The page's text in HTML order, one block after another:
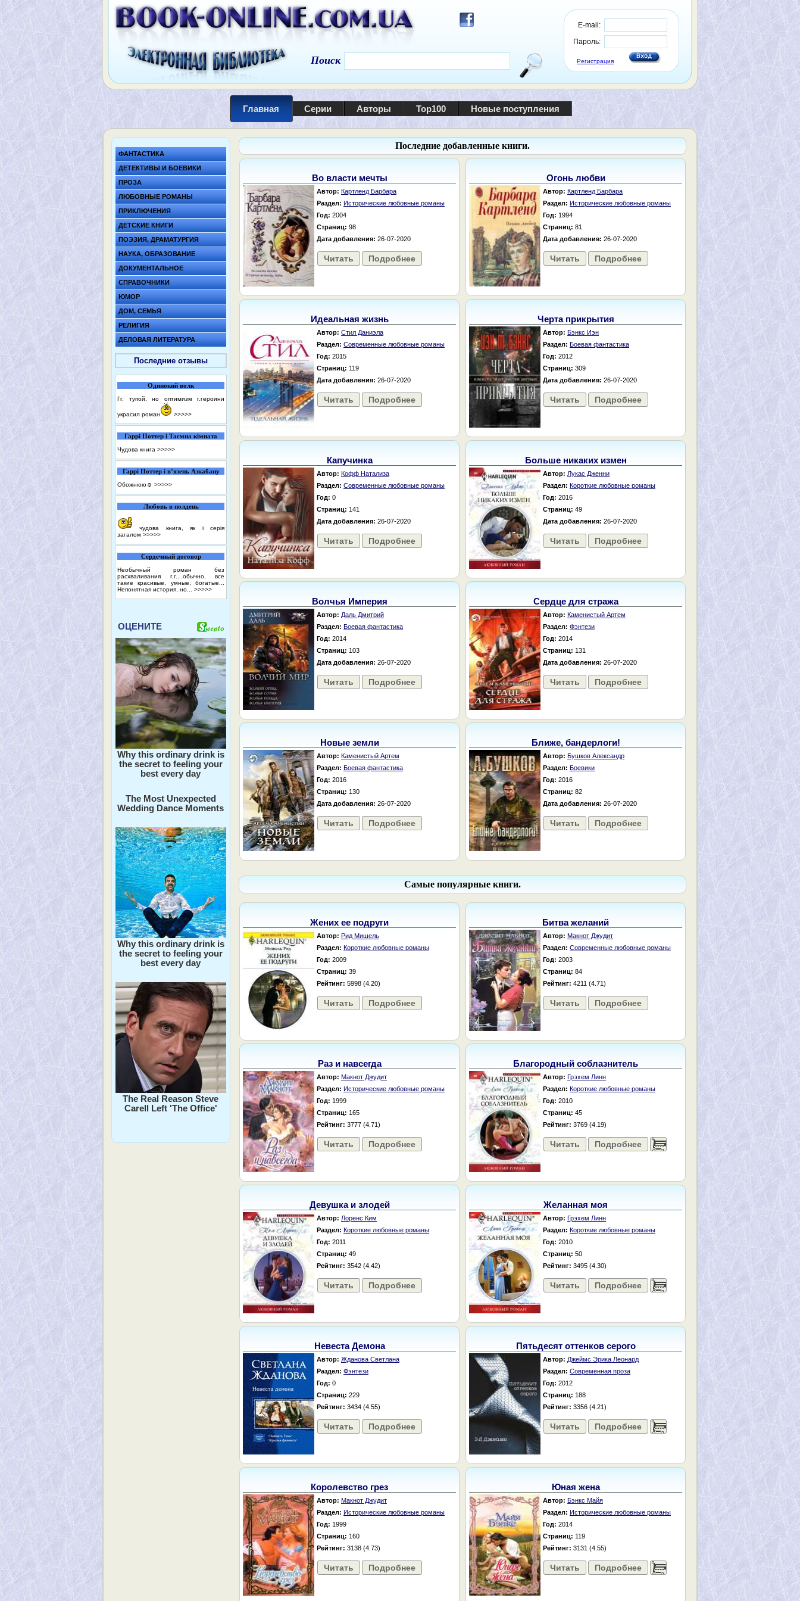
E-mail:
Пароль:
Регистрация
Поиск
Главная Серии Авторы Top100 Новые поступления
ФАНТАСТИКА
ДЕТЕКТИВЫ И БОЕВИКИ
ПРОЗА
ЛЮБОВНЫЕ РОМАНЫ
ПРИКЛЮЧЕНИЯ
ДЕТСКИЕ КНИГИ
ПОЭЗИЯ, ДРАМАТУРГИЯ
НАУКА, ОБРАЗОВАНИЕ
ДОКУМЕНТАЛЬНОЕ
СПРАВОЧНИКИ
ЮМОР
ДОМ, СЕМЬЯ
РЕЛИГИЯ
ДЕЛОВАЯ ЛИТЕРАТУРА
Последние отзывы
Одинокий волк
Гг. тупой, но оптимизм г.героини
украсил роман >>>>>
Гаррі Поттер і Таємна кімната
Чудова книга >>>>>
Гаррі Поттер і в’язень Азкабану
Обожнюю☺️ >>>>>
Любовь в полдень
чудова книга, як і серія
загалом >>>>>
Сердечный договор
Необычный роман без
расхваливания г.г....обычно, все
такие красивые, умные, богатые...
Непонятная история, но... >>>>>
ОЦЕНИТЕ
Why this ordinary drink is
the secret to feeling your
best every day
The Most Unexpected
Wedding Dance Moments
Why this ordinary drink is
the secret to feeling your
best every day
The Real Reason Steve
Carell Left 'The Office'
Последние добавленные книги.
Во власти мечты
Автор: Картленд Барбара
Раздел: Исторические любовные романы
Год: 2004
Страниц: 98
Дата добавления: 26-07-2020
Читать Подробнее
Огонь любви
Автор: Картленд Барбара
Раздел: Исторические любовные романы
Год: 1994
Страниц: 81
Дата добавления: 26-07-2020
Читать Подробнее
Идеальная жизнь
Автор: Стил Даниэла
Раздел: Современные любовные романы
Год: 2015
Страниц: 119
Дата добавления: 26-07-2020
Читать Подробнее
Черта прикрытия
Автор: Бэнкс Иэн
Раздел: Боевая фантастика
Год: 2012
Страниц: 309
Дата добавления: 26-07-2020
Читать Подробнее
Капучинка
Автор: Кофф Натализа
Раздел: Современные любовные романы
Год: 0
Страниц: 141
Дата добавления: 26-07-2020
Читать Подробнее
Больше никаких измен
Автор: Лукас Дженни
Раздел: Короткие любовные романы
Год: 2016
Страниц: 49
Дата добавления: 26-07-2020
Читать Подробнее
Волчья Империя
Автор: Даль Дмитрий
Раздел: Боевая фантастика
Год: 2014
Страниц: 103
Дата добавления: 26-07-2020
Читать Подробнее
Сердце для стража
Автор: Каменистый Артем
Раздел: Фэнтези
Год: 2014
Страниц: 131
Дата добавления: 26-07-2020
Читать Подробнее
Новые земли
Автор: Каменистый Артем
Раздел: Боевая фантастика
Год: 2016
Страниц: 130
Дата добавления: 26-07-2020
Читать Подробнее
Ближе, бандерлоги!
Автор: Бушков Александр
Раздел: Боевики
Год: 2016
Страниц: 82
Дата добавления: 26-07-2020
Читать Подробнее
Самые популярные книги.
Жених ее подруги
Автор: Рид Мишель
Раздел: Короткие любовные романы
Год: 2009
Страниц: 39
Рейтинг: 5998 (4.20)
Читать Подробнее
Битва желаний
Автор: Макнот Джудит
Раздел: Современные любовные романы
Год: 2003
Страниц: 84
Рейтинг: 4211 (4.71)
Читать Подробнее
Раз и навсегда
Автор: Макнот Джудит
Раздел: Исторические любовные романы
Год: 1999
Страниц: 165
Рейтинг: 3777 (4.71)
Читать Подробнее
Благородный соблазнитель
Автор: Грэхем Линн
Раздел: Короткие любовные романы
Год: 2010
Страниц: 45
Рейтинг: 3769 (4.19)
Читать Подробнее ......
Девушка и злодей
Автор: Лоренс Ким
Раздел: Короткие любовные романы
Год: 2011
Страниц: 49
Рейтинг: 3542 (4.42)
Читать Подробнее
Желанная моя
Автор: Грэхем Линн
Раздел: Короткие любовные романы
Год: 2010
Страниц: 50
Рейтинг: 3495 (4.30)
Читать Подробнее ......
Невеста Демона
Автор: Жданова Светлана
Раздел: Фэнтези
Год: 0
Страниц: 229
Рейтинг: 3434 (4.55)
Читать Подробнее
Пятьдесят оттенков серого
Автор: Джеймс Эрика Леонард
Раздел: Современная проза
Год: 2012
Страниц: 188
Рейтинг: 3356 (4.21)
Читать Подробнее ......
Королевство грез
Автор: Макнот Джудит
Раздел: Исторические любовные романы
Год: 1999
Страниц: 160
Рейтинг: 3138 (4.73)
Читать Подробнее
Юная жена
Автор: Бэнкс Майя
Раздел: Исторические любовные романы
Год: 2014
Страниц: 119
Рейтинг: 3131 (4.55)
Читать Подробнее ......